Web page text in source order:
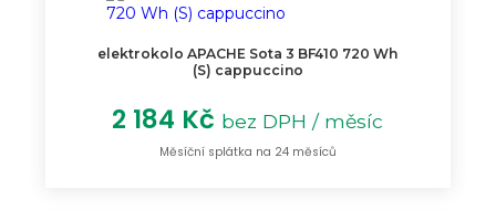
elektrokolo APACHE Sota 3 BF410 720 Wh
(S) cappuccino
2 184 Kč bez DPH / měsíc
Měsíční splátka na 24 měsíců